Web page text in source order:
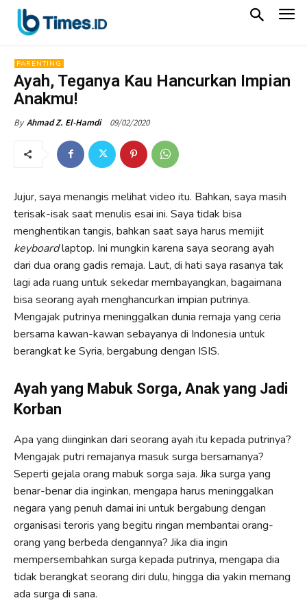
PARENTING
Ayah, Teganya Kau Hancurkan Impian
Anakmu!
By Ahmad Z. El-Hamdi 09/02/2020
Jujur, saya menangis melihat video itu. Bahkan, saya masih
terisak-isak saat menulis esai ini. Saya tidak bisa
menghentikan tangis, bahkan saat saya harus memijit
keyboardlaptop. Ini mungkin karena saya seorang ayah
dari dua orang gadis remaja. Laut, di hati saya rasanya tak
lagi ada ruang untuk sekedar membayangkan, bagaimana
bisa seorang ayah menghancurkan impian putrinya.
Mengajak putrinya meninggalkan dunia remaja yang ceria
bersama kawan-kawan sebayanya di Indonesia untuk
berangkat ke Syria, bergabung dengan ISIS.
Ayah yang Mabuk Sorga, Anak yang Jadi
Korban
Apa yang diinginkan dari seorang ayah itu kepada putrinya?
Mengajak putri remajanya masuk surga bersamanya?
Seperti gejala orang mabuk sorga saja. Jika surga yang
benar-benar dia inginkan, mengapa harus meninggalkan
negara yang penuh damai ini untuk bergabung dengan
organisasi teroris yang begitu ringan membantai orang-
orang yang berbeda dengannya? Jika dia ingin
mempersembahkan surga kepada putrinya, mengapa dia
tidak berangkat seorang diri dulu, hingga dia yakin memang
ada surga di sana.